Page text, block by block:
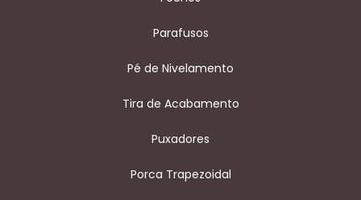
Parafusos
Pé de Nivelamento
Tira de Acabamento
Puxadores
Porca Trapezoidal